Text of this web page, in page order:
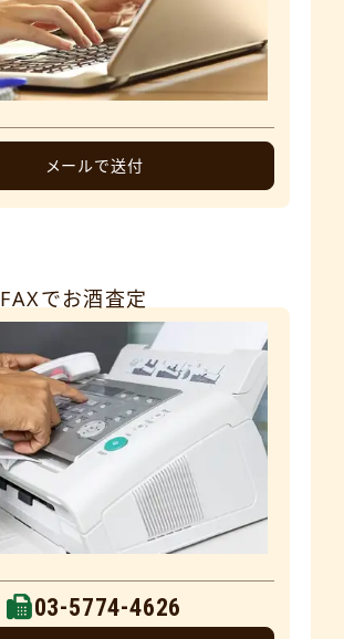
メールで送付
FAXでお酒査定
03-5774-4626